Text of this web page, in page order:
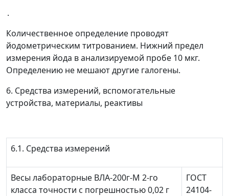
.
Количественное определение проводят
йодометрическим титрованием. Нижний предел
измерения йода в анализируемой пробе 10 мкг.
Определению не мешают другие галогены.
6. Средства измерений, вспомогательные
устройства, материалы, реактивы
6.1. Средства измерений
Весы лабораторные ВЛА-200г-М 2-го
класса точности с погрешностью 0,02 г
ГОСТ
24104-